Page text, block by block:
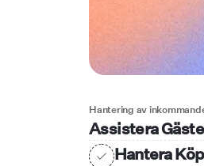
Hantering av
Assistera
Hantera